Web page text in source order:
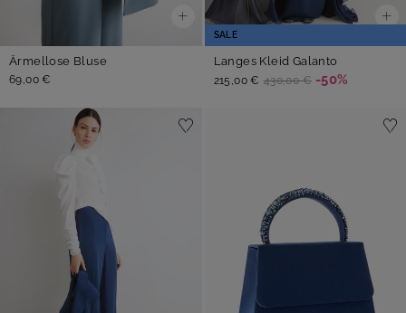
Ärmellose Bluse
69,00 €
SALE
Langes Kleid Galanto
215,00 € 430,00 € -50%